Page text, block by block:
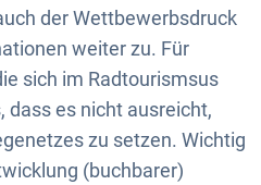
der Wettbewerbsdruck
weiter zu. Für
sich im Radtourismsus
dass es nicht ausreicht,
zu setzen. Wichtig
(buchbarer)